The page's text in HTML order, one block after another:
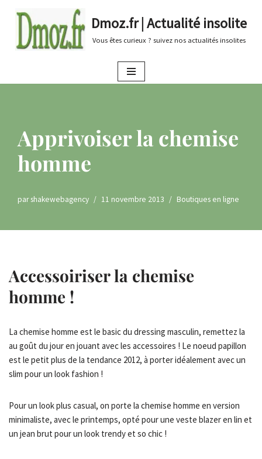
au
Dmoz.fr | Actualité insolite
Vous êtes curieux ? suivez nos actualités insolites
Apprivoiser la chemise
homme
parshakewebagency 11 novembre 2013 Boutiques en ligne
Accessoiriser la chemise
homme !
La chemise homme est le basic du dressing masculin, remettez la
au goût du jour en jouant avec les accessoires ! Le noeud papillon
est le petit plus de la tendance 2012, à porter idéalement avec un
slim pour un look fashion !
Pour un look plus casual, on porte la chemise homme en version
minimaliste, avec le printemps, opté pour une veste blazer en lin et
un jean brut pour un look trendy et so chic !